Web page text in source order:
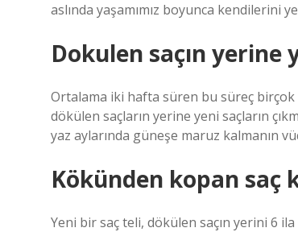
aslında yaşamımız boyunca kendilerini
Dokulen saçın yerine
Ortalama iki hafta süren bu süreç birçok
dökülen saçların yerine yeni saçların
yaz aylarında güneşe maruz kalmanın
Kökünden kopan saç
Yeni bir saç teli, dökülen saçın yerini 6